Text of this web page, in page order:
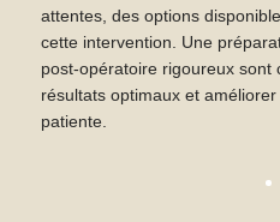
attentes, des options
cette intervention. Une
post-opératoire rigoureux sont
résultats optimaux et
patiente.